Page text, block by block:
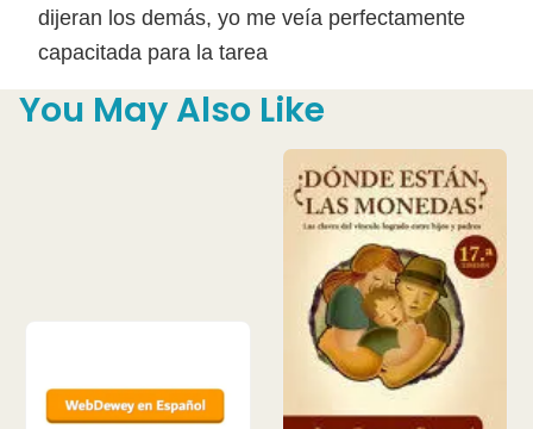
dijeran los demás, yo me veía perfecta­mente
capacitada para la tarea
You May Also Like